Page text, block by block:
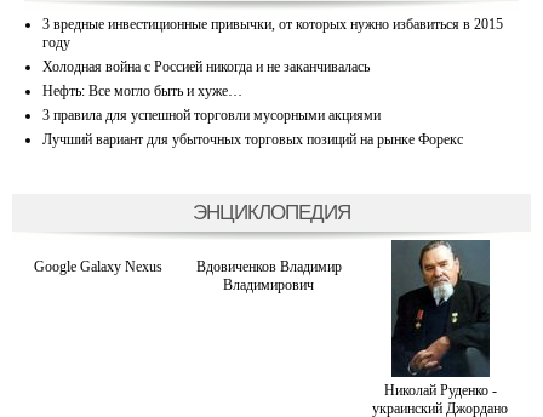
3 вредные инвестиционные привычки, от которых нужно избавиться в 2015
году
Холодная война с Россией никогда и не заканчивалась
Нефть: Все могло быть и хуже…
3 правила для успешной торговли мусорными акциями
Лучший вариант для убыточных торговых позиций на рынке Форекс
ЭНЦИКЛОПЕДИЯ
Google Galaxy Nexus
Вдовиченков Владимир
Владимирович
Николай Руденко -
украинский Джордано